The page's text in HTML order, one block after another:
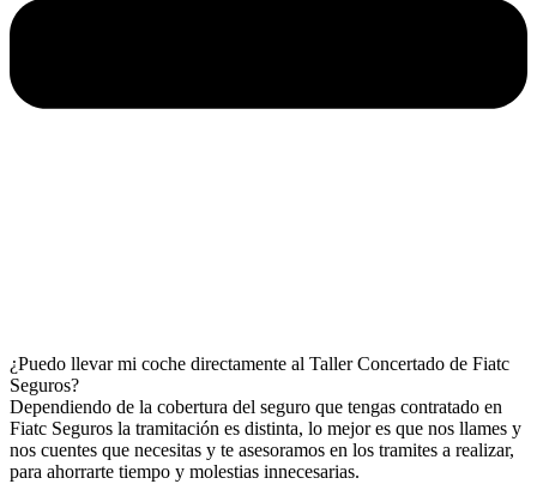
¿Puedo llevar mi coche directamente al Taller Concertado de Fiatc
Seguros?
Dependiendo de la cobertura del seguro que tengas contratado en
Fiatc Seguros la tramitación es distinta, lo mejor es que nos llames y
nos cuentes que necesitas y te asesoramos en los tramites a realizar,
para ahorrarte tiempo y molestias innecesarias.